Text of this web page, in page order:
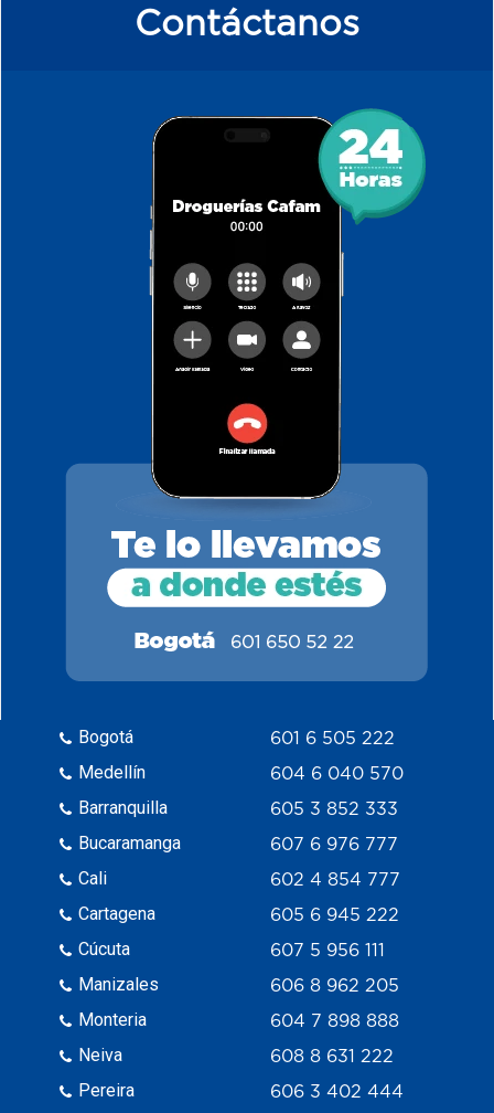
Contáctanos
Bogotá
Medellín
Barranquilla
Bucaramanga
Cali
Cartagena
Cúcuta
Manizales
Monteria
Neiva
Pereira
601 6 505 222
604 6 040 570
605 3 852 333
607 6 976 777
602 4 854 777
605 6 945 222
607 5 956 111
606 8 962 205
604 7 898 888
608 8 631 222
606 3 402 444